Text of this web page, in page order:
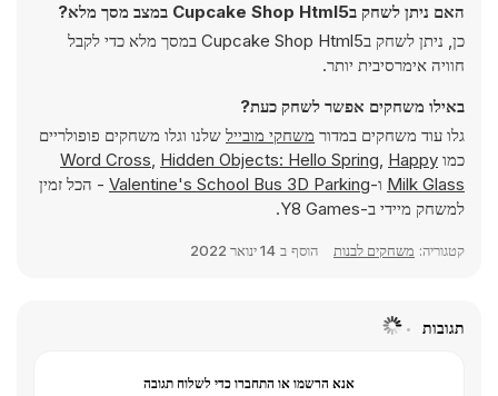
האם ניתן לשחק בCupcake Shop Html5 במצב מסך מלא?
כן, ניתן לשחק בCupcake Shop Html5 במסך מלא כדי לקבל
חוויה אימרסיבית יותר.
באילו משחקים אפשר לשחק כעת?
גלו עוד משחקים במדור משחקי מובייל שלנו וגלו משחקים פופולריים
כמו
Word Cross, Hidden Objects: Hello Spring, Happy
Milk Glass ו-Valentine's School Bus 3D Parking - הכל זמין
למשחק מיידי ב-Y8 Games.
קטגוריה: משחקים לבנות הוסף ב 14 ינואר 2022
תגובות
אנא הרשמו או התחברו כדי לשלוח תגובה